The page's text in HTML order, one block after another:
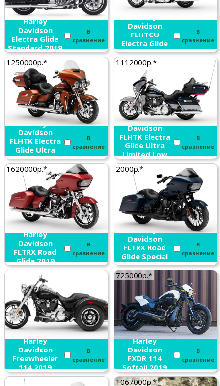
Harley
Davidson
Electra Glide
Standard 2019
В
сравнение
Davidson
FLHTCU
Electra Glide
Ultra 2019
В
сравнение
1250000р.*
Harley
Davidson
FLHTK Electra
Glide Ultra
Limited 2019
В
сравнение
1112000р.*
Harley
Davidson
FLHTK Electra
Glide Ultra
Limited Low
2019
В
сравнение
1620000р.*
Harley
Davidson
FLTRX Road
Glide 2019
В
сравнение
2000р.*
Harley
Davidson
FLTRX Road
Glide Special
114 2019
В
сравнение
Harley
Davidson
Freewheeler
114 2019
В
сравнение
725000р.*
Harley
Davidson
FXDR 114
Softail 2019
В
сравнение
1067000р.*